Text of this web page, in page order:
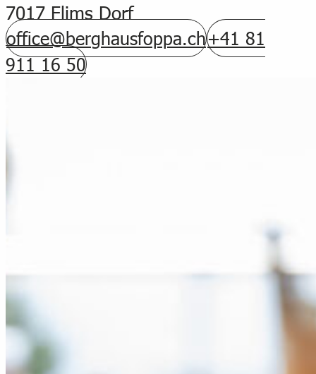
7017 Flims Dorf
office@berghausfoppa.ch+41 81
911 16 50